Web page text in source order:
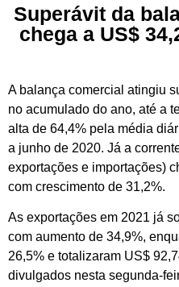
Superávit da
chega a US$
A balança comercial atingiu
no acumulado do ano, até a
alta de 64,4% pela média
a junho de 2020. Já a
exportações e importações)
com crescimento de 31,2%.
As exportações em 2021 já
com aumento de 34,9%,
26,5% e totalizaram US$
divulgados nesta segunda-